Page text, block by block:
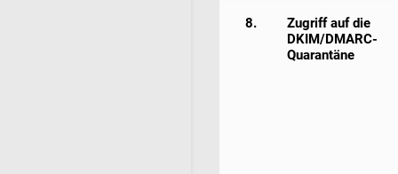
8.
Zugriff auf die
DKIM/DMARC-
Quarantäne